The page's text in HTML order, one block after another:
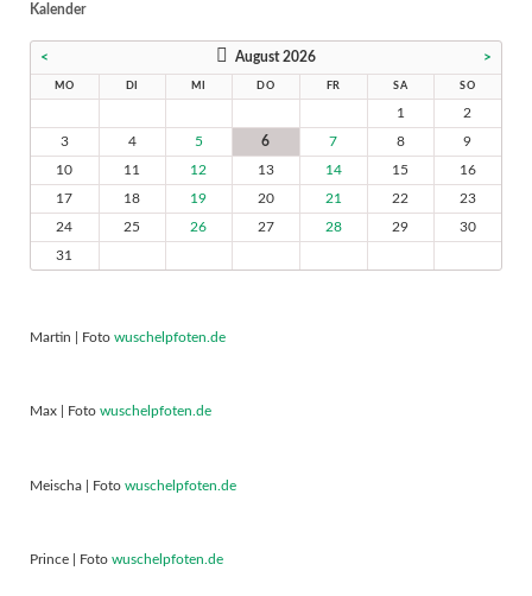
Kalender
< August 2026 >
MO DI MI DO FR SA SO
1
2
3
4 5 6 7 8
9
10
11 12 13 14 15
16
17
18 19 20 21 22
23
24
25 26 27 28 29
30
31
Martin | Foto wuschelpfoten.de
Max | Foto wuschelpfoten.de
Meischa | Foto wuschelpfoten.de
Prince | Foto wuschelpfoten.de